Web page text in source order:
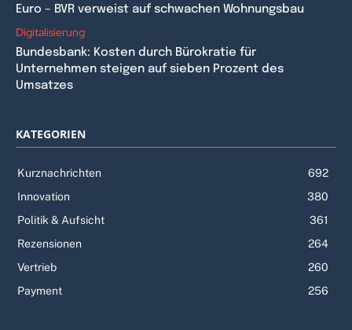
Euro – BVR verweist auf schwachen Wohnungsbau
Digitalisierung
Bundesbank: Kosten durch Bürokratie für
Unternehmen steigen auf sieben Prozent des
Umsatzes
KATEGORIEN
Kurznachrichten
692
Innovation
380
Politik & Aufsicht
361
Rezensionen
264
Vertrieb
260
Payment
256